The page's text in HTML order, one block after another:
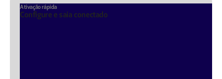
Ativação rápida
Configure e saia conectado